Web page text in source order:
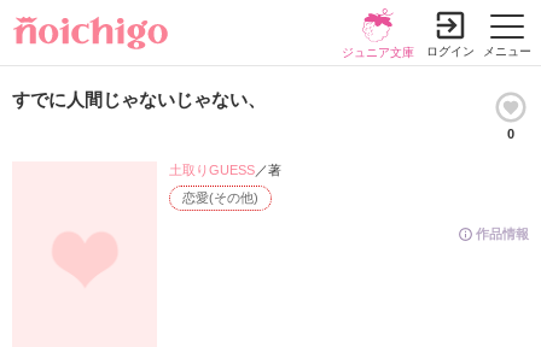
メニュー
ジュニア文庫 ログイン
すでに人間じゃないじゃない、
0
作品情報
恋愛(その他)
土取りGUESS／著